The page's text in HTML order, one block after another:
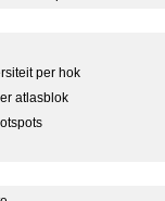
per hok
atlasblok